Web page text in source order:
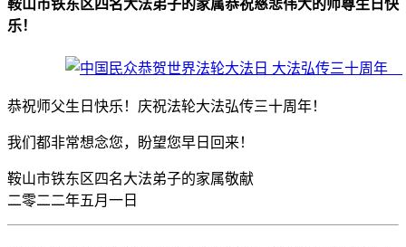
鞍山市铁东区四名大法弟子的家属恭祝慈悲伟大的师尊生日快
乐！
恭祝师父生日快乐！庆祝法轮大法弘传三十周年！
我们都非常想念您，盼望您早日回来！
鞍山市铁东区四名大法弟子的家属敬献
二零二二年五月一日